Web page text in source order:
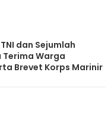
dan Sejumlah
Warga
Brevet Korps Marinir